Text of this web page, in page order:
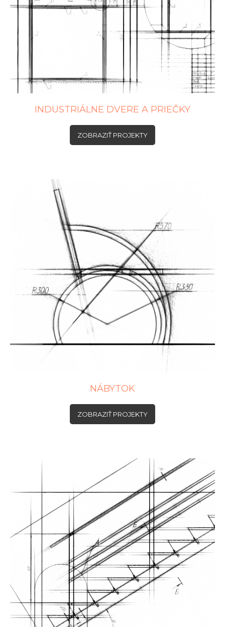
INDUSTRIÁLNE DVERE A PRIEČKY
ZOBRAZIŤ PROJEKTY
NÁBYTOK
ZOBRAZIŤ PROJEKTY